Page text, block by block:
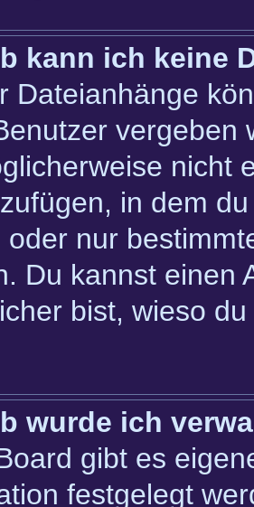
kann ich keine
Dateianhänge
vergeben
nicht
in dem
oder nur
Du kannst einen
bist, wieso
wurde ich
gibt es
festgelegt